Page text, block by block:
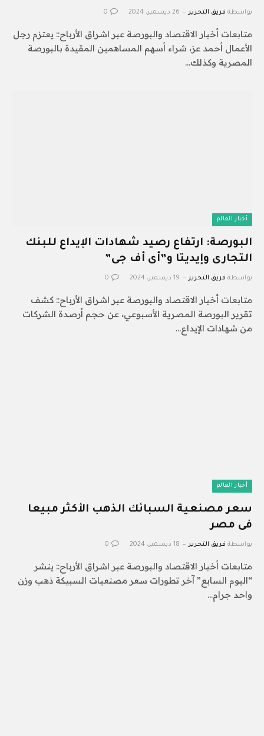
بواسطة فريق التحرير 26 ديسمبر، 2024 0
متابعات أخبار الاقتصاد والبورصة عبر اشراق الأرباح:: يعتزم رجل
الأعمال أحمد عز، شراء أسهم المساهمين المقيدة بالبورصة
المصرية وكذلك…
أخبار العالم
البورصة: ارتفاع رصيد شهادات الإيداع للبنك
التجارى وإيديتا و”أى أف جى”
بواسطة فريق التحرير 19 ديسمبر، 2024 0
متابعات أخبار الاقتصاد والبورصة عبر اشراق الأرباح:: كشف
تقرير البورصة المصرية الأسبوعي، عن حجم أرصدة الشركات
من شهادات الإيداع…
أخبار العالم
سعر مصنعية السبائك الذهب الأكثر مبيعا
فى مصر
بواسطة فريق التحرير 18 ديسمبر، 2024 0
متابعات أخبار الاقتصاد والبورصة عبر اشراق الأرباح:: ينشر
“اليوم السابع” آخر تطورات سعر مصنعيات السبيكة ذهب وزن
واحد جرام…